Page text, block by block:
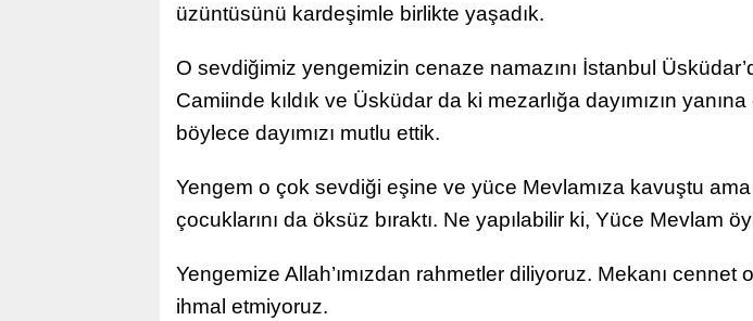
üzüntüsünü kardeşimle birlikte yaşadık.
O sevdiğimiz yengemizin cenaze namazını İstanbul
Camiinde kıldık ve Üsküdar da ki mezarlığa dayımızın
böylece dayımızı mutlu ettik.
Yengem o çok sevdiği eşine ve yüce Mevlamıza kavuştu
çocuklarını da öksüz bıraktı. Ne yapılabilir ki, Yüce Mevlam
Yengemize Allah’ımızdan rahmetler diliyoruz. Mekanı cennet
ihmal etmiyoruz.